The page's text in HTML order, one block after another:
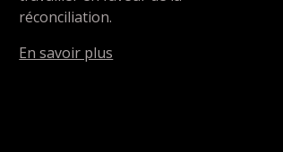
réconciliation.
En savoir plus